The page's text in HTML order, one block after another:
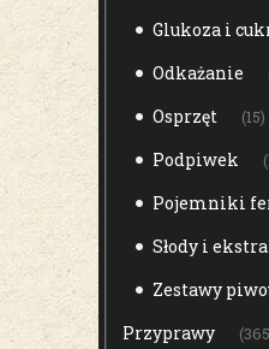
Glukoza i
Odkażanie
Osprzęt (15)
Podpiwek
Pojemniki
Słody i
Zestawy
Przyprawy